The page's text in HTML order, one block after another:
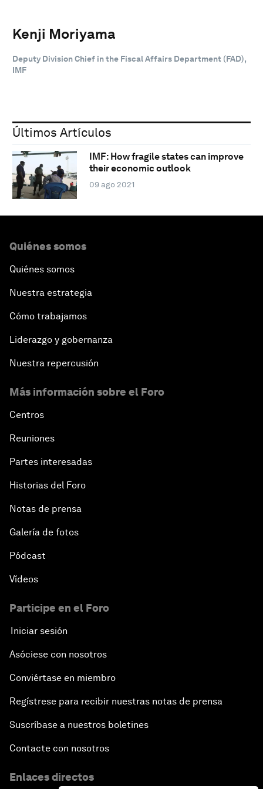
Kenji Moriyama
Deputy Division Chief in the Fiscal Affairs Department (FAD),
IMF
Últimos Artículos
IMF: How fragile states can improve
their economic outlook
09 ago 2021
Quiénes somos
Quiénes somos
Nuestra estrategia
Cómo trabajamos
Liderazgo y gobernanza
Nuestra repercusión
Más información sobre el Foro
Centros
Reuniones
Partes interesadas
Historias del Foro
Notas de prensa
Galería de fotos
Pódcast
Vídeos
Participe en el Foro
Iniciar sesión
Asóciese con nosotros
Conviértase en miembro
Regístrese para recibir nuestras notas de prensa
Suscríbase a nuestros boletines
Contacte con nosotros
Enlaces directos